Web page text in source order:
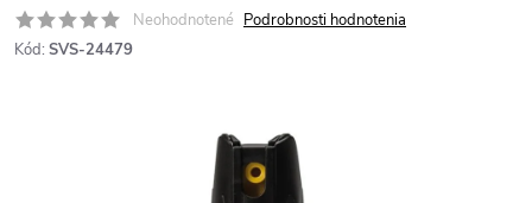
Neohodnotené Podrobnosti hodnotenia
Kód: SVS-24479